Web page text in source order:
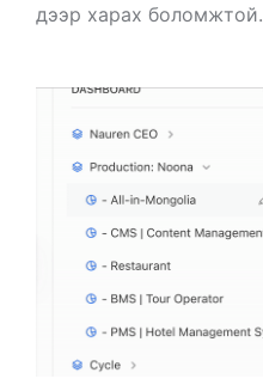
дээр харах боломжтой.